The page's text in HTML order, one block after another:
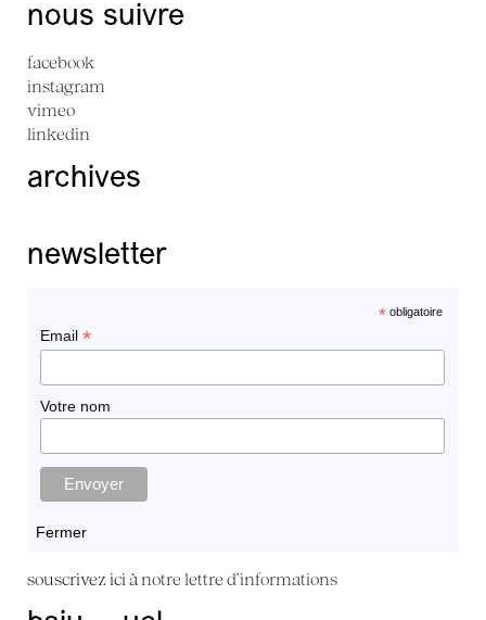
nous suivre
facebook
instagram
vimeo
linkedin
archives
newsletter
*obligatoire
Email *
Votre nom
Fermer
souscrivez ici à notre lettre d'informations